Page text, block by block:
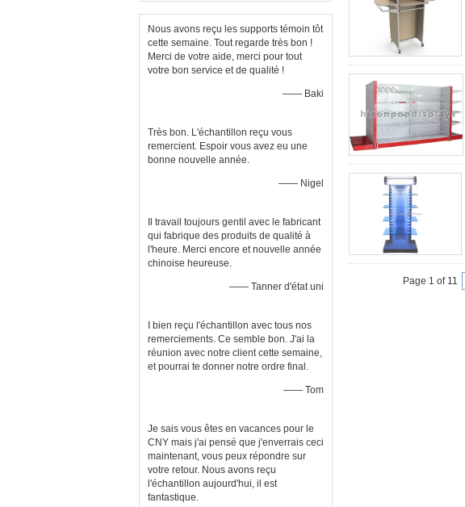
Nous avons reçu les supports témoin tôt
cette semaine. Tout regarde très bon !
Merci de votre aide, merci pour tout
votre bon service et de qualité !
—— Baki
Très bon. L'échantillon reçu vous
remercient. Espoir vous avez eu une
bonne nouvelle année.
—— Nigel
Il travail toujours gentil avec le fabricant
qui fabrique des produits de qualité à
l'heure. Merci encore et nouvelle année
chinoise heureuse.
—— Tanner d'état uni
I bien reçu l'échantillon avec tous nos
remerciements. Ce semble bon. J'ai la
réunion avec notre client cette semaine,
et pourrai te donner notre ordre final.
—— Tom
Je sais vous êtes en vacances pour le
CNY mais j'ai pensé que j'enverrais ceci
maintenant, vous peux répondre sur
votre retour. Nous avons reçu
l'échantillon aujourd'hui, il est
fantastique.
Page 1 of 11